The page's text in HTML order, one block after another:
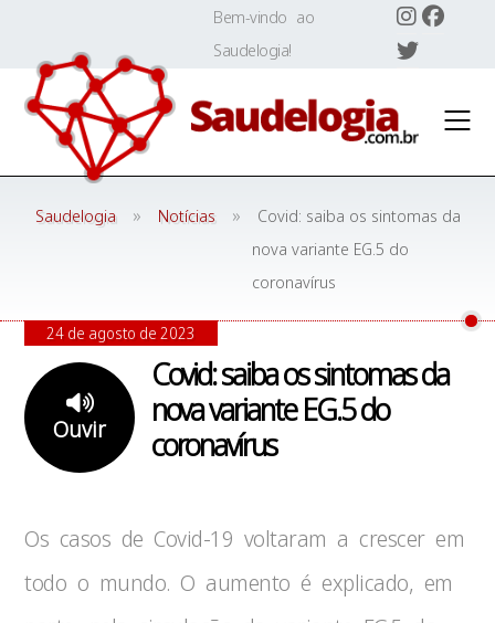
content
Bem-vindo ao
Saudelogia!
Saudelogia » Notícias »
Covid: saiba os sintomas da
nova variante EG.5 do
coronavírus
Covid: saiba os sintomas da
nova variante EG.5 do
coronavírus
Ouvir
24 de agosto de 2023
Os casos de Covid-19 voltaram a crescer em
todo o mundo. O aumento é explicado, em